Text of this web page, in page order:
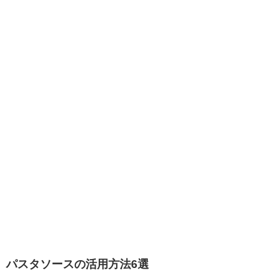
パスタソースの活用方法6選